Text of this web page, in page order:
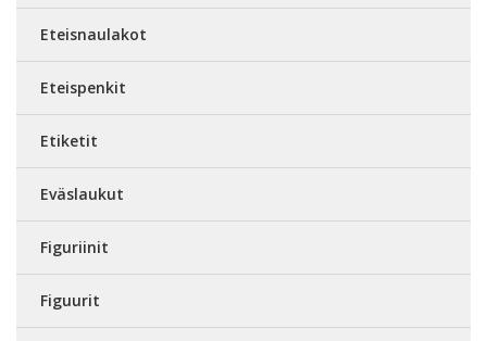
Eteisnaulakot
Eteispenkit
Etiketit
Eväslaukut
Figuriinit
Figuurit